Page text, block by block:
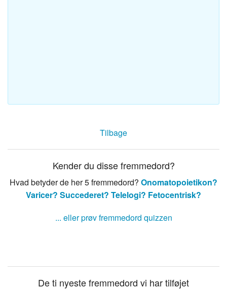
Tilbage
Kender du disse fremmedord?
Hvad betyder de her 5 fremmedord? Onomatopoietikon?
Varicer? Succederet? Telelogi? Fetocentrisk?
... eller prøv fremmedord quizzen
De ti nyeste fremmedord vi har tilføjet